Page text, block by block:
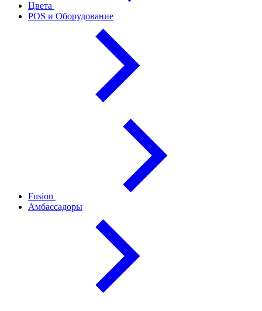
Цвета
POS и Оборудование
Fusion
Амбассадоры